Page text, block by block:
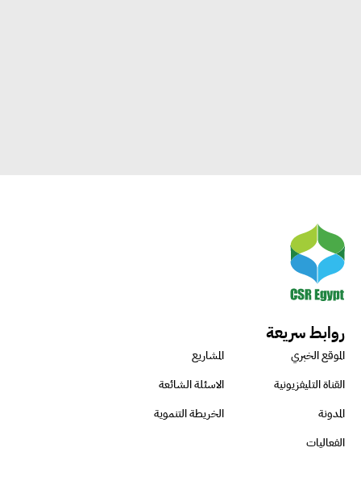
روابط سريعة
الموقع الخبري
المشاريع
القناة التليفزيونية
الاسئلة الشائعة
المدونة
الخريطة التنموية
الفعاليات